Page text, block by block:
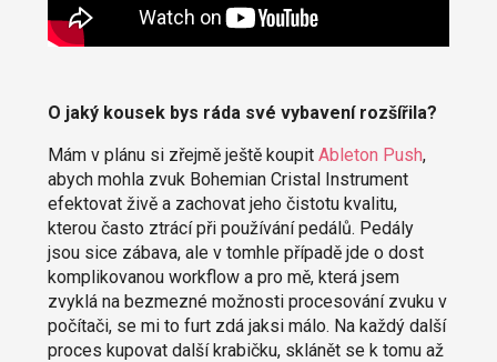
O jaký kousek bys ráda své vybavení rozšířila?
Mám v plánu si zřejmě ještě koupit Ableton Push,
abych mohla zvuk Bohemian Cristal Instrument
efektovat živě a zachovat jeho čistotu kvalitu,
kterou často ztrácí při používání pedálů. Pedály
jsou sice zábava, ale v tomhle případě jde o dost
komplikovanou workflow a pro mě, která jsem
zvyklá na bezmezné možnosti procesování zvuku v
počítači, se mi to furt zdá jaksi málo. Na každý další
proces kupovat další krabičku, sklánět se k tomu až